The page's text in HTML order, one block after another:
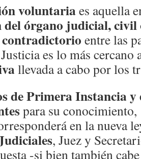
voluntariaes aquella
órgano judicial, civil
entre las
es lo más cercano
llevada a cabo por los
de Primera Instancia
para su
en la nueva
, Juez y
-si bien también